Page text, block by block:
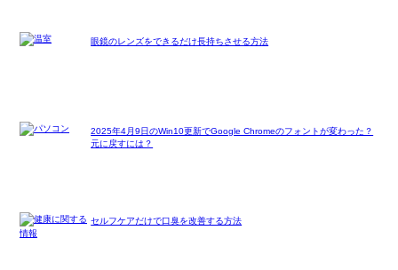
眼鏡のレンズをできるだけ長持ちさせる方法
2025年4月9日のWin10更新でGoogle Chromeのフォントが変わった？
元に戻すには？
セルフケアだけで口臭を改善する方法